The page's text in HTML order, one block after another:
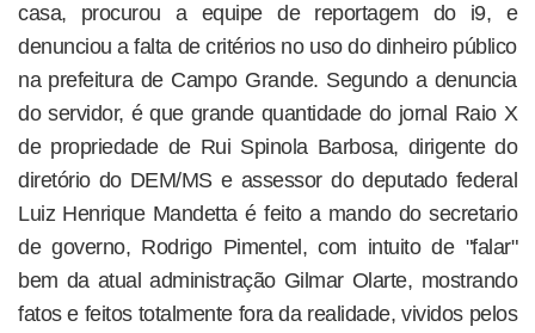
casa, procurou a equipe de reportagem do i9, e
denunciou a falta de critérios no uso do dinheiro público
na prefeitura de Campo Grande. Segundo a denuncia
do servidor, é que grande quantidade do jornal Raio X
de propriedade de Rui Spinola Barbosa, dirigente do
diretório do DEM/MS e assessor do deputado federal
Luiz Henrique Mandetta é feito a mando do secretario
de governo, Rodrigo Pimentel, com intuito de "falar"
bem da atual administração Gilmar Olarte, mostrando
fatos e feitos totalmente fora da realidade, vividos pelos